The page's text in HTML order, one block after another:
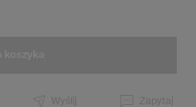
Wyślij Zapytaj